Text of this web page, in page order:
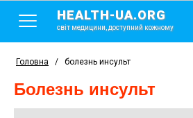
HEALTH-UA.ORG
світ медицини, доступний кожному
Головна / болезнь инсульт
болезнь инсульт